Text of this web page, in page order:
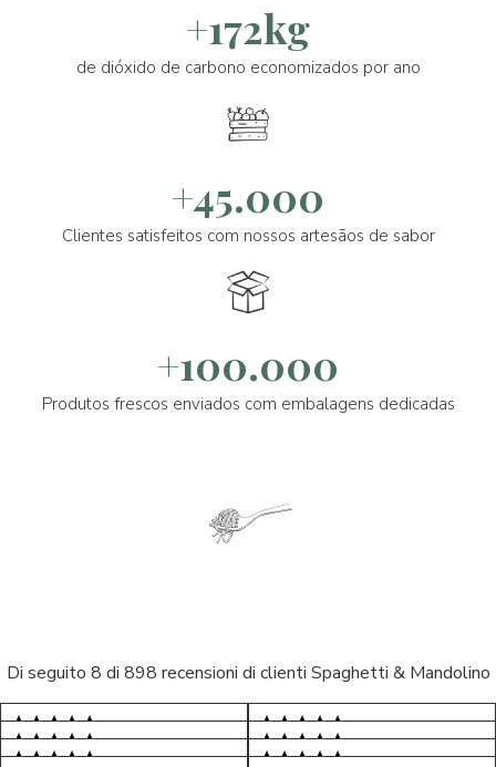
+172kg
de dióxido de carbono economizados por ano
+45.000
Clientes satisfeitos com nossos artesãos de sabor
+100.000
Produtos frescos enviados com embalagens dedicadas
Di seguito 8 di 898 recensioni di clienti Spaghetti & Mandolino
Tutto ok. Consegna celere , pacco
M*
AR
esperienza sicuramente positiva,
D*